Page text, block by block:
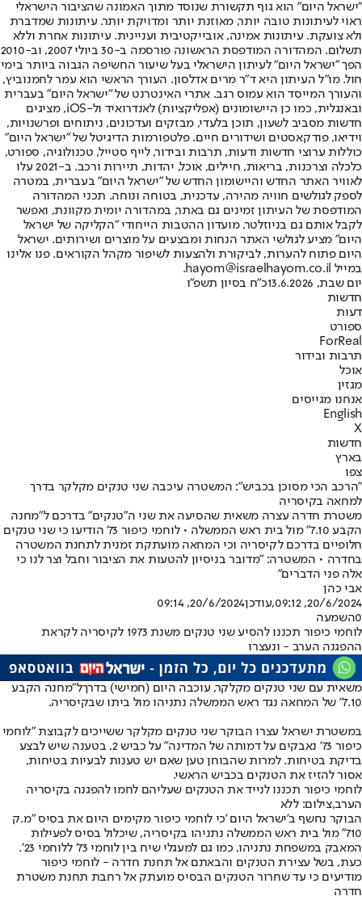
"ישראל היום" הוא גוף תקשורת שנוסד מתוך האמונה שהציבור הישראלי
ראוי לעיתונות טובה יותר, מאוזנת יותר ומדויקת יותר. עיתונות שמדברת
ולא צועקת. עיתונות אמינה, אובייקטיבית ועניינית. עיתונות אחרת וללא
תשלום. המהדורה המודפסת הראשונה פורסמה ב-30 ביולי 2007, וב-2010
הפך "ישראל היום" לעיתון הישראלי בעל שיעור החשיפה הגבוה ביותר בימי
חול. מו"ל העיתון היא ד"ר מרים אדלסון. העורך הראשי הוא עמר לחמנוביץ,
והעורך המייסד הוא עמוס רגב. אתרי האינטרנט של "ישראל היום" בעברית
ובאנגלית, כמו כן היישומונים (אפליקציות) לאנדרואיד ול-iOS, מציגים
חדשות מסביב לשעון, תוכן בלעדי, מבזקים ועדכונים, ניתוחים ופרשנויות,
וידיאו, פודקאסטים ושידורים חיים. פלטפורמות הדיגיטל של "ישראל היום"
כוללות ערוצי חדשות ודעות, תרבות ובידור, לייף סטייל, טכנולוגיה, ספורט,
כלכלה וצרכנות, בריאות, חיילים, אוכל, יהדות, תיירות ורכב. ב-2021 עלו
לאוויר האתר החדש והיישומון החדש של "ישראל היום" בעברית, במטרה
לספק לגולשים חוויה מהירה, עדכנית, בטוחה ונוחה. תכני המהדורה
המודפסת של העיתון זמינים גם באתר, במהדורה יומית מקוונת, ואפשר
לקבל אותם גם בניוזלטר. מועדון ההטבות הייחודי "הקליקה של ישראל
היום" מציע לגולשי האתר הנחות ומבצעים על מוצרים ושירותים. ישראל
היום פתוח להערות, לביקורת ולהצעות לשיפור מקהל הקוראים. פנו אלינו
במייל hayom@israelhayom.co.il.
יום שבת, 13.6.2026
כ"ח בסיון תשפ"ו
חדשות
דעות
ספורט
ForReal
תרבות ובידור
אוכל
מגזין
אנחנו מגייסים
English
X
חדשות
בארץ
צפו
"הרכב הכי מסוכן בכביש": המשטרה עיכבה שני טנקים מקלקר בדרך
למחאה בקיסריה
משטרת חדרה עצרה משאית שהסיעה את שני ה"טנקים" בדרכם ל"מחנה
הקבע 7.10" מול בית ראש הממשלה • לוחמי כיפור 73' הודיעו כי שני טנקים
חלופיים בדרכם לקיסריה וכי המחאה מועתקת זמנית לתחנת המשטרה
בחדרה • המשטרה: "מדובר בניסיון להטעות את הציבור וחבל וצר לנו כי
אלה פני הדברים"
אבי כהן
20/6/2024, 09:12
,עודכן20/6/2024, 09:14
0השמעה
לוחמי כיפור תכננו להסיע שני טנקים משנת 1973 לקיסריה לקראת
ההפגנה הערב - ונעצרו
משאית עם שני טנקים מקלקר, עוכבה היום (חמישי) בדרךל"מחנה הקבע
7.10" של המחאה נגד ראש הממשלה נתניהו מול ביתו שבקיסריה.
במשטרת ישראל עצרו הבוקר שני טנקים מקלקר ששייכים לקבוצת ״לוחמי
כיפור 73׳ נאבקים על דמותה של המדינה״ על כביש 2, בטענה שיש לבצע
בדיקת בטיחות. למרות שהבוחן טען שאם יש טענות לבעיות בטיחות,
אסור להזיז את הטנקים בכביש הראשי.
לוחמי כיפור תכננו לנייד את הטנקים שעליהם לחמו להפגנה בקיסריה
הערב,צילום: ללא
הבוקר נחשף ב'ישראל היום 'כי לוחמי כיפור מקימים היום את בסיס ״מ.ק
710״ מול בית ראש הממשלה נתניהו בקיסריה, שיכלול בסיס לפעילות
המאבק במשפחת נתניהו, כמו גם למעגלי שיח בין לוחמי 73׳ ללוחמי 23׳.
כעת, בשל עצירת הטנקים והבאתם אל תחנת חדרה - לוחמי כיפור
מודיעים כי עד שחרור הטנקים הבסיס מועתק אל רחבת תחנת משטרת
חדרה